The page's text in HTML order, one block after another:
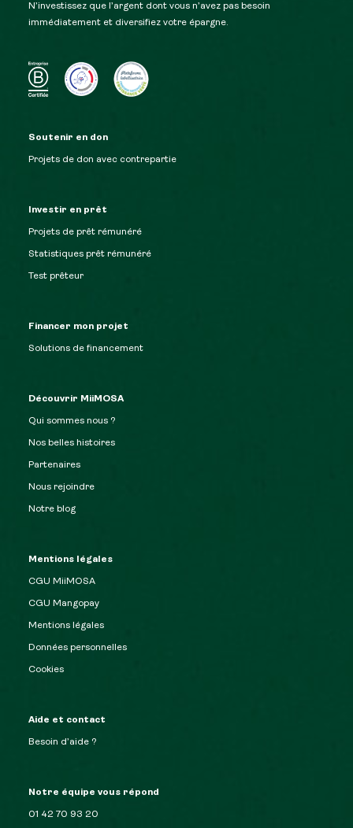
N’investissez que l’argent dont vous n’avez pas besoin
immédiatement et diversifiez votre épargne.
Soutenir en don
Projets de don avec contrepartie
Investir en prêt
Projets de prêt rémunéré
Statistiques prêt rémunéré
Test prêteur
Financer mon projet
Solutions de financement
Découvrir MiiMOSA
Qui sommes nous ?
Nos belles histoires
Partenaires
Nous rejoindre
Notre blog
Mentions légales
CGU MiiMOSA
CGU Mangopay
Mentions légales
Données personnelles
Cookies
Aide et contact
Besoin d’aide ?
Notre équipe vous répond
01 42 70 93 20